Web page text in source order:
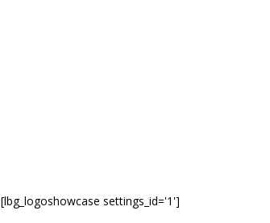
[lbg_logoshowcase settings_id='1']